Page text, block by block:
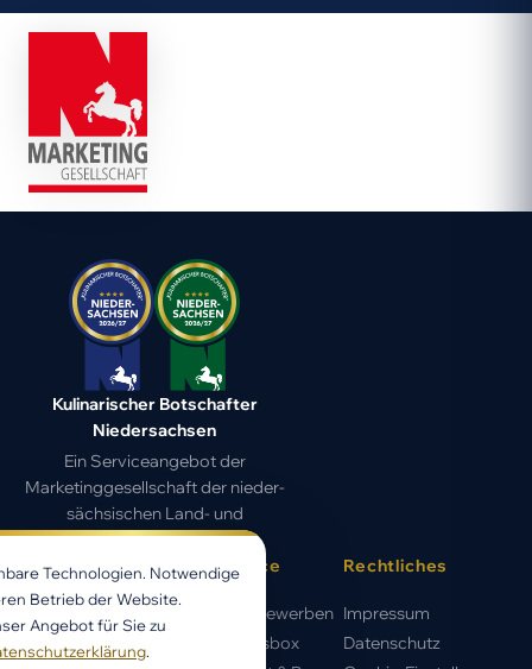
Kulinarischer Botschafter
Niedersachsen
Ein Serviceangebot der
Marketing­gesell­schaft der nieder­
sächsischen Land- und
Ernährungs­wirtschaft
Wettbewerb
Auszeichnung
Wettbewerb
Service
Jetzt bewerben
Genussbox
Rechtliches
Impressum
Datenschutz
Technologien. Notwendige
Betrieb der Website.
Angebot für Sie zu
.